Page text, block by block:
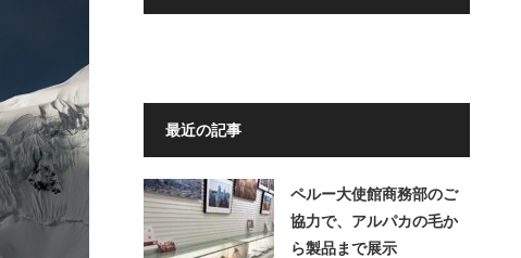
最近の記事
ペルー大使館商務部のご
協力で、アルパカの毛か
ら製品まで展示